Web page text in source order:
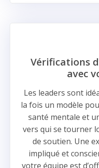
Vérifications
avec
Les leaders sont
la fois un modèle
santé mentale et
vers qui se tourner
de soutien. Une
impliqué et
votre équipe est